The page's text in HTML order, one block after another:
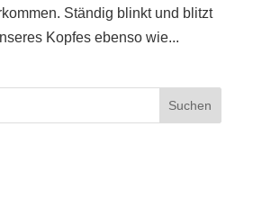
Ständig blinkt und blitzt
Kopfes ebenso wie...